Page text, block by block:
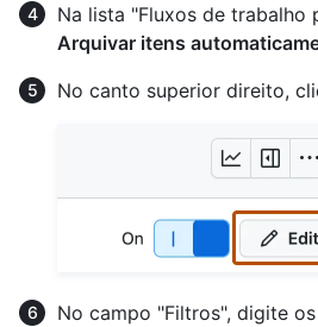
Na lista "Fluxos de trabalho
Arquivar itens
No canto superior direito,
No campo "Filtros", digite